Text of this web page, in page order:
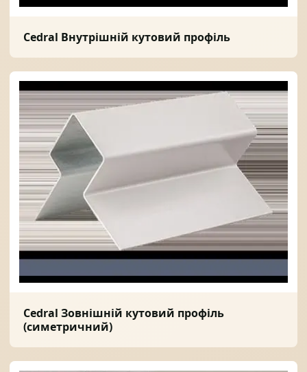
Cedral Внутрішній кутовий профіль
Cedral Зовнішній кутовий профіль
(симетричний)